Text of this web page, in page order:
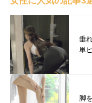
垂
単
脚